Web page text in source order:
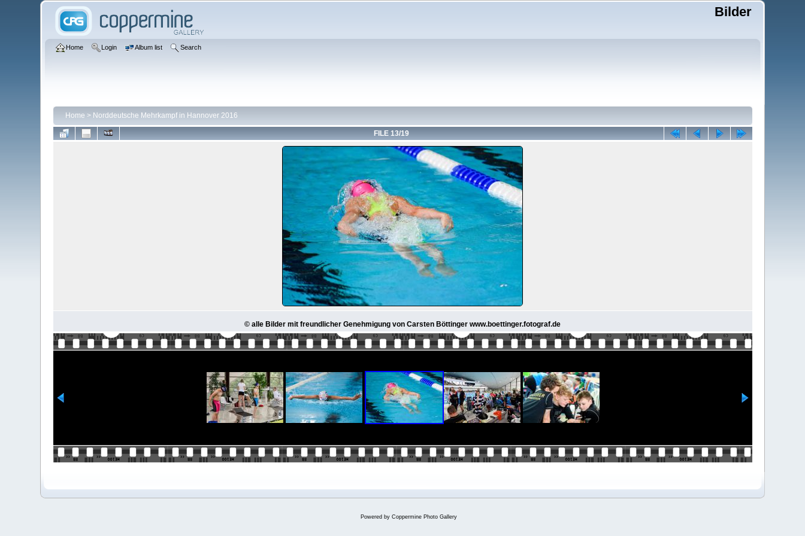
Bilder
Home Login Album list Search
Home > Norddeutsche Mehrkampf in Hannover 2016
FILE 13/19
© alle Bilder mit freundlicher Genehmigung von Carsten Böttinger www.boettinger.fotograf.de
Powered by Coppermine Photo Gallery